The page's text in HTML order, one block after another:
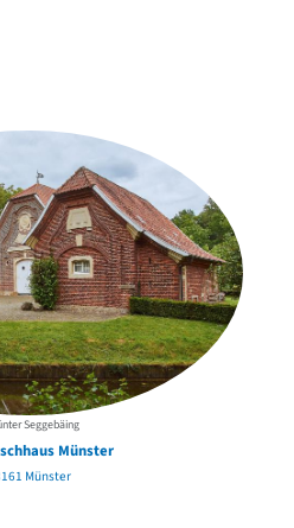
Seggebäing
Münster
Münster